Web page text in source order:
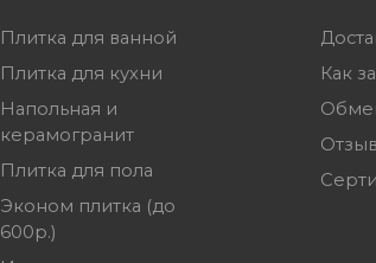
Плитка для ванной
Плитка для кухни
Напольная и
керамогранит
Плитка для пола
Эконом плитка (до
600р.)
Как